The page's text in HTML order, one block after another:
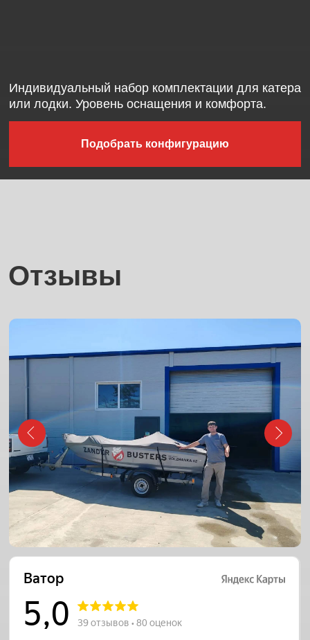
Ватор на карте Краснодарского края — Яндекс Карты
Саратове 31 июля - 2 августа 2026
Курдюм, ул. Крайняя д. 1
В Саратове с 31 июля по 2 августа 2026 года